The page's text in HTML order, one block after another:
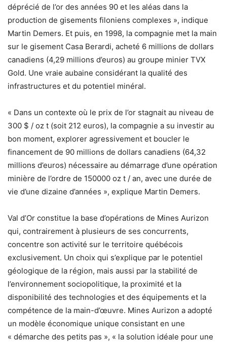
déprécié de l’or des années 90 et les aléas dans la
production de gisements filoniens complexes », indique
Martin Demers. Et puis, en 1998, la compagnie met la main
sur le gisement Casa Berardi, acheté 6 millions de dollars
canadiens (4,29 millions d’euros) au groupe minier TVX
Gold. Une vraie aubaine considérant la qualité des
infrastructures et du potentiel minéral.
« Dans un contexte où le prix de l’or stagnait au niveau de
300 $ / oz t (soit 212 euros), la compagnie a su investir au
bon moment, explorer agressivement et boucler le
financement de 90 millions de dollars canadiens (64,32
millions d’euros) nécessaire au démarrage d’une opération
minière de l’ordre de 150000 oz t / an, avec une durée de
vie d’une dizaine d’années », explique Martin Demers.
Val d’Or constitue la base d’opérations de Mines Aurizon
qui, contrairement à plusieurs de ses concurrents,
concentre son activité sur le territoire québécois
exclusivement. Un choix qui s’explique par le potentiel
géologique de la région, mais aussi par la stabilité de
l’environnement sociopolitique, la proximité et la
disponibilité des technologies et des équipements et la
compétence de la main-d’œuvre. Mines Aurizon a adopté
un modèle économique unique consistant en une
« démarche des petits pas », « la solution idéale pour une